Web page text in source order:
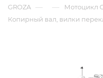
GROZA — — Мотоцикл
Копирный вал, вилки